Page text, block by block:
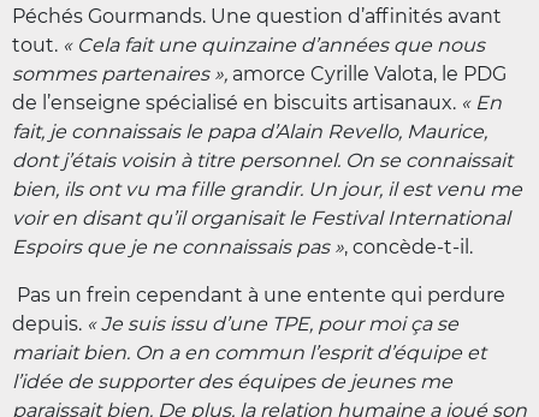
Péchés Gourmands. Une question d’affinités avant
tout. « Cela fait une quinzaine d’années que nous
sommes partenaires », amorce Cyrille Valota, le PDG
de l’enseigne spécialisé en biscuits artisanaux. « En
fait, je connaissais le papa d’Alain Revello, Maurice,
dont j’étais voisin à titre personnel. On se connaissait
bien, ils ont vu ma fille grandir. Un jour, il est venu me
voir en disant qu’il organisait le Festival International
Espoirs que je ne connaissais pas », concède-t-il.
Pas un frein cependant à une entente qui perdure
depuis. « Je suis issu d’une TPE, pour moi ça se
mariait bien. On a en commun l’esprit d’équipe et
l’idée de supporter des équipes de jeunes me
paraissait bien. De plus, la relation humaine a joué son